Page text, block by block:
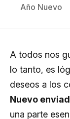
Año Nuevo
A todos nos
lo tanto, es
deseos a los
Nuevo
una parte